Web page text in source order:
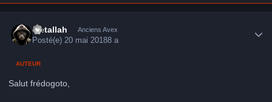
Metallah Anciens Avex
Posté(e)20 mai 20188 a
AUTEUR
Salut frédogoto,